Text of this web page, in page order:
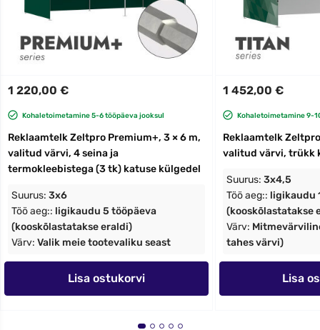
1 220,00 €
Kohaletoimetamine 5-6 tööpäeva jooksul
Reklaamtelk Zeltpro Premium+, 3 × 6 m,
valitud värvi, 4 seina ja
termokleebistega (3 tk) katuse külgedel
Suurus: 3x6
Töö aeg:: ligikaudu 5 tööpäeva
(kooskõlastatakse eraldi)
Värv: Valik meie tootevaliku seast
Lisa ostukorvi
1 452,00 €
Kohaletoimetamine 9-
Reklaamtelk
valitud värvi, trükk
Suurus: 3x4,5
Töö aeg:: ligikaudu
(kooskõlastatakse
Värv:
tahes värvi)
Lisa